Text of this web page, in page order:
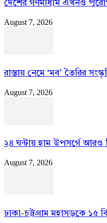
দেশের গণমাধ্যম এখনও
August 7, 2026
রাস্তায় নেমে ‘মব’ তৈরির
August 7, 2026
২৪ ঘন্টায় হাম উপসর্গে আরও
August 7, 2026
ঢাকা-চট্টগ্রাম মহাসড়কে ১৫